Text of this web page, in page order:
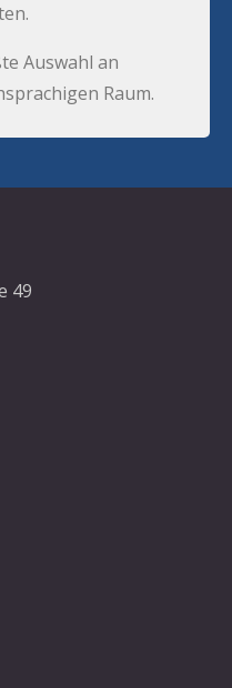
Auswahl an
Raum.
49